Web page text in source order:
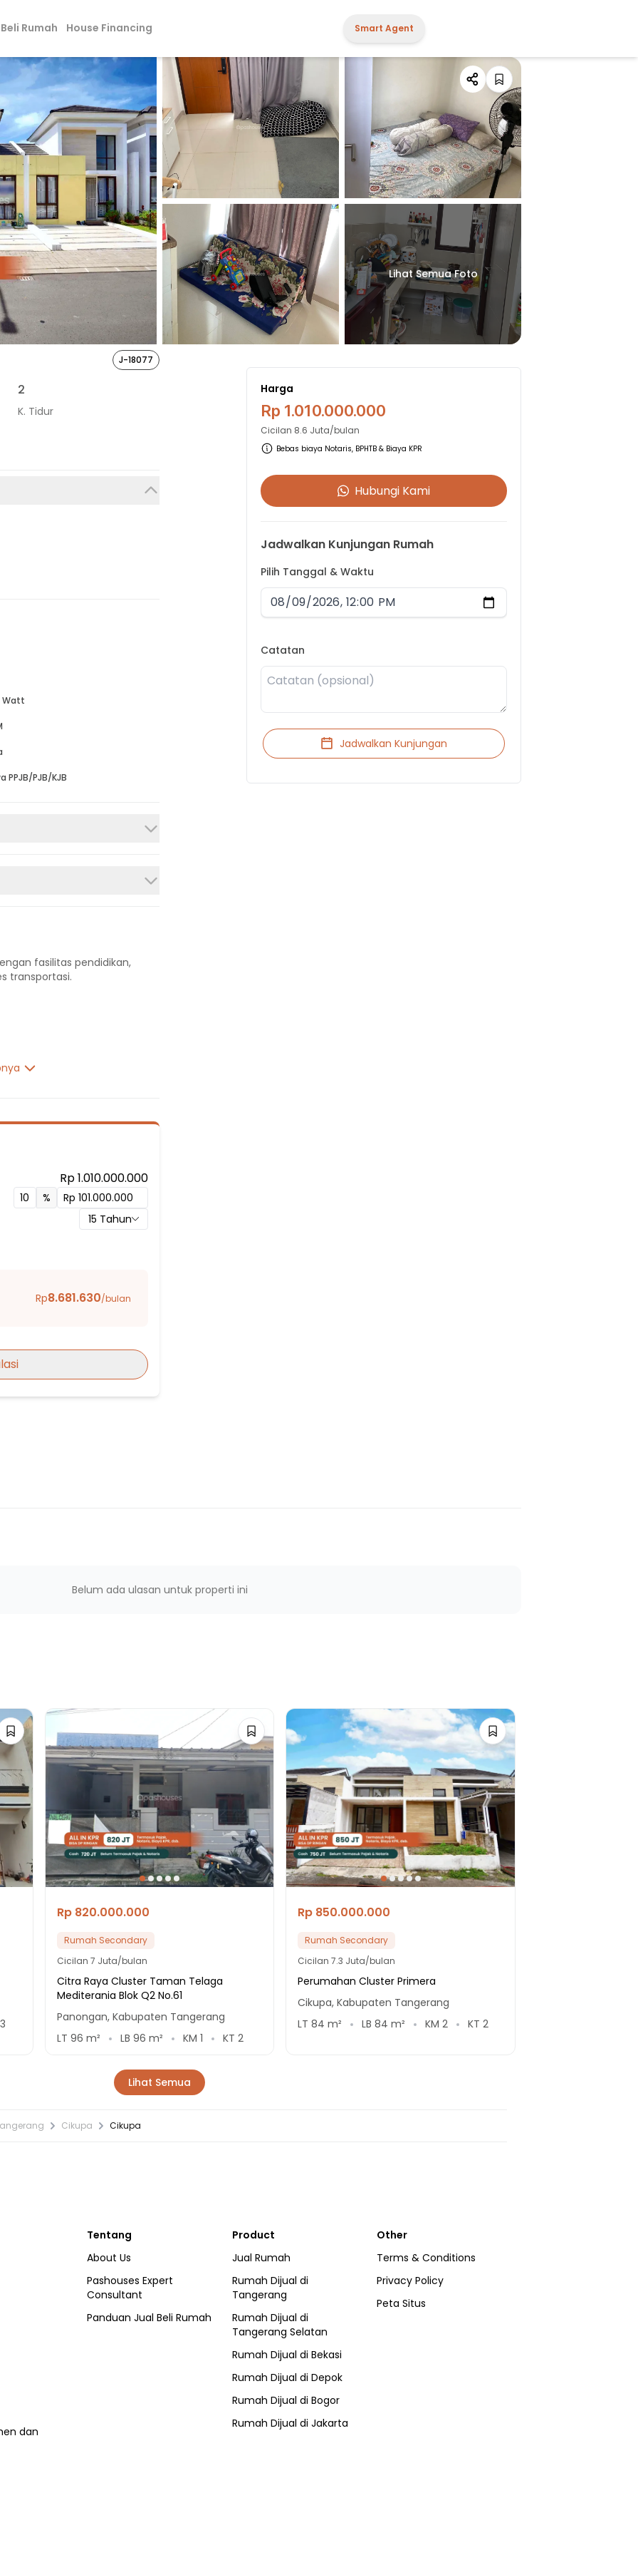
Beli Rumah House Financing Smart Agent
Lihat Semua Foto
J-18077
2
K. Tidur
Watt
PPJB/PJB/KJB
fasilitas pendidikan,
transportasi.
Rp 1.010.000.000
%
15 Tahun
Rp8.681.630/bulan
Harga
Rp 1.010.000.000
Cicilan 8.6 Juta/bulan
Bebas biaya Notaris, BPHTB & Biaya KPR
Hubungi Kami
Jadwalkan Kunjungan Rumah
Pilih Tanggal & Waktu
Catatan
Jadwalkan Kunjungan
Belum ada ulasan untuk properti ini
3
Rp 820.000.000
Rumah Secondary
Cicilan 7 Juta/bulan
Citra Raya Cluster Taman Telaga
Mediterania Blok Q2 No.61
Panongan, Kabupaten Tangerang
LT 96 m² LB 96 m² KM 1 KT 2
Rp 850.000.000
Rumah Secondary
Cicilan7.3 Juta/bulan
Perumahan Cluster Primera
Cikupa, Kabupaten Tangerang
LT84 m² LB84 m² KM2 KT2
Lihat Semua
Cikupa Cikupa
dan
Tentang
About Us
Pashouses Expert
Consultant
Panduan Jual Beli Rumah
Product
Jual Rumah
Rumah Dijual di
Tangerang
Rumah Dijual di
Tangerang Selatan
Rumah Dijual di Bekasi
Rumah Dijual di Depok
Rumah Dijual di Bogor
Rumah Dijual di Jakarta
Other
Terms & Conditions
Privacy Policy
Peta Situs